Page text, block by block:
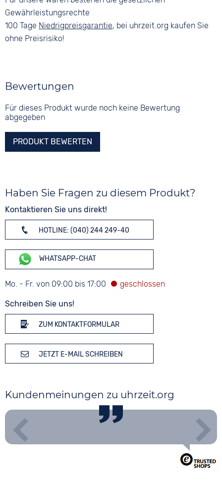
Gewährleistungsrechte
100 Tage Niedrigpreisgarantie, bei uhrzeit.org kaufen Sie
ohne Preisrisiko!
Bewertungen
Für dieses Produkt wurde noch keine Bewertung
abgegeben
PRODUKT BEWERTEN
Haben Sie Fragen zu diesem Produkt?
Kontaktieren Sie uns direkt!
HOTLINE: (040) 244 249-40
WHATSAPP-CHAT
Mo. - Fr. von 09:00 bis 17:00
Schreiben Sie uns!
ZUM KONTAKTFORMULAR
JETZT E-MAIL SCHREIBEN
Kundenmeinungen zu uhrzeit.org